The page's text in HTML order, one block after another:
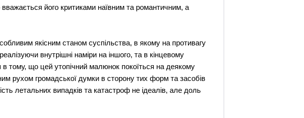
його критиками наївним та романтичним, а
якісним станом суспільства, в якому на противагу
внутрішні наміри на іншого, та в кінцевому
в тому, що цей утопічний малюнок покоїться на деякому
рухом громадської думки в сторону тих форм та засобів
летальних випадків та катастроф не ідеалів, але доль